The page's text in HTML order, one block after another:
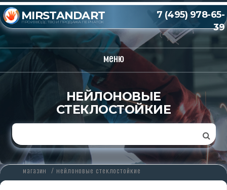
MIRSTANDART
ПРОИЗВОДСТВО И ПРОДАЖА ПЕРЧАТОК
7 (495) 978-65-
39
меню
НЕЙЛОНОВЫЕ
СТЕКЛОСТОЙКИЕ
магазин / нейлоновые стеклостойкие